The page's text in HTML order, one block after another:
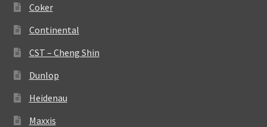
Coker
Continental
CST – Cheng Shin
Dunlop
Heidenau
Maxxis